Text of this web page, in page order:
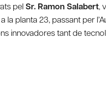
pelSr. Ramon Salabert,
la planta 23, passant per
innovadores tant de